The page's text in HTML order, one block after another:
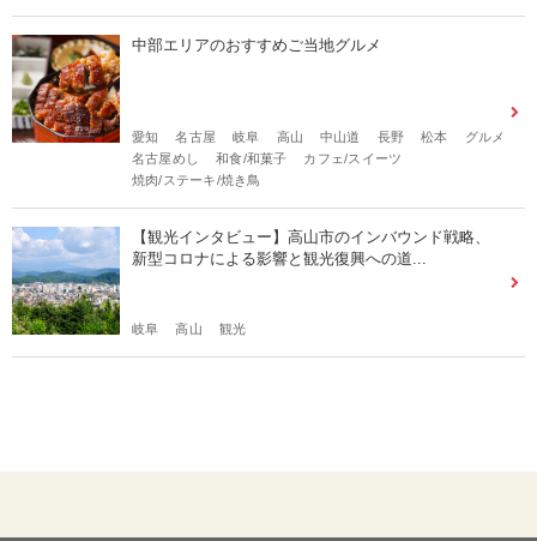
中部エリアのおすすめご当地グルメ
愛知 名古屋 岐阜 高山 中山道 長野 松本
グルメ
名古屋めし
和食/和菓子
カフェ/スイーツ
焼肉/ステーキ/焼き鳥
【観光インタビュー】高山市のインバウンド戦略、
新型コロナによる影響と観光復興への道...
岐阜 高山 観光